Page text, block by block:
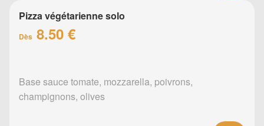
Pizza végétarienne solo
Dès 8.50 €
Base sauce tomate, mozzarella, poivrons,
champignons, olives